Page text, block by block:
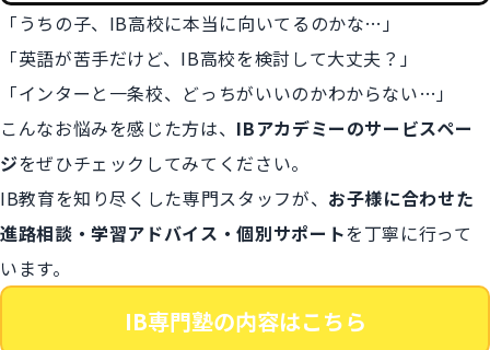
「うちの子、IB高校に本当に向いてるのかな…」
「英語が苦手だけど、IB高校を検討して大丈夫？」
「インターと一条校、どっちがいいのかわからない…」
こんなお悩みを感じた方は、 IBアカデミーのサービスペー
ジをぜひチェックしてみてください。
IB教育を知り尽くした専門スタッフが、 お子様に合わせた
進路相談・学習アドバイス・個別サポートを丁寧に行って
います。
IB専門塾の内容はこちら